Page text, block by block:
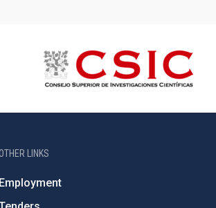
LINKS
Employment